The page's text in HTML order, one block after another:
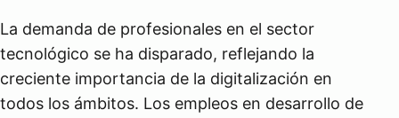
La demanda de profesionales en el sector
tecnológico se ha disparado, reflejando la
creciente importancia de la digitalización en
todos los ámbitos. Los empleos en desarrollo de